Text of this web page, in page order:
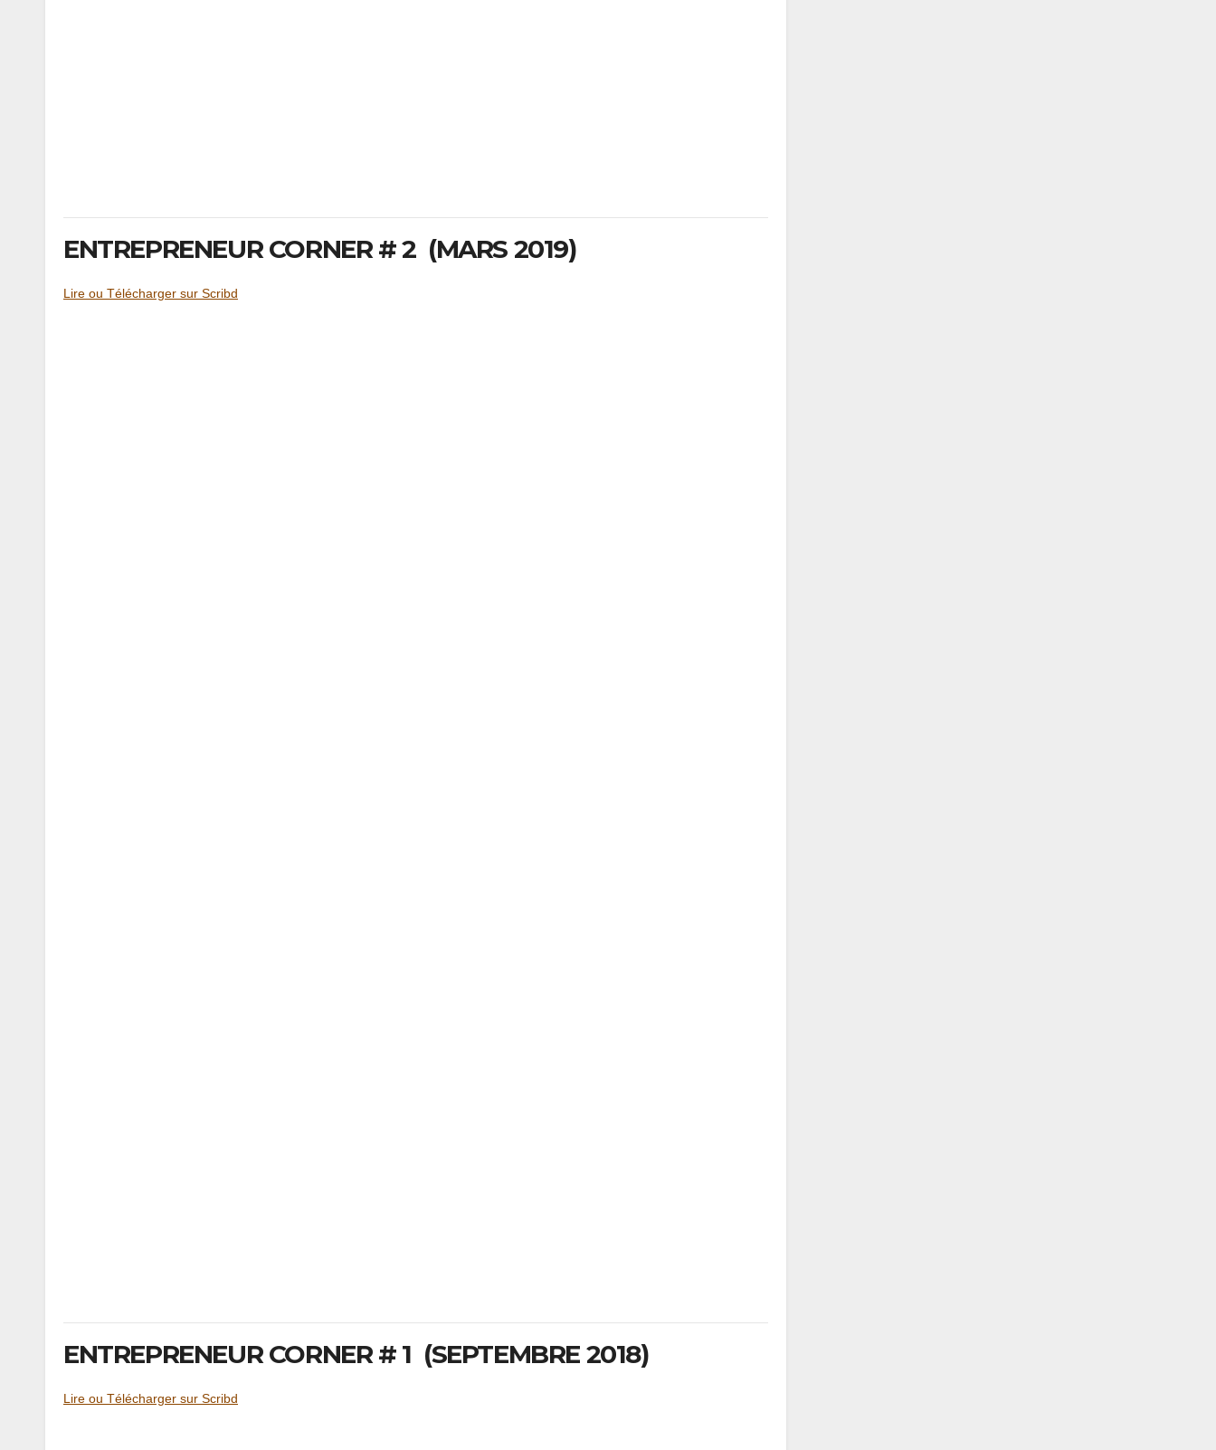
ENTREPRENEUR CORNER # 2 (MARS 2019)
Lire ou Télécharger sur Scribd
ENTREPRENEUR CORNER # 1 (SEPTEMBRE 2018)
Lire ou Télécharger sur Scribd